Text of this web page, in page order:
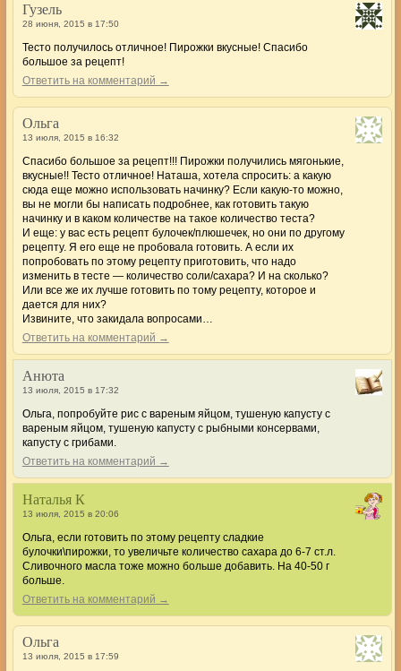
Гузель
28 июня, 2015 в 17:50
Тесто получилось отличное! Пирожки вкусные! Спасибо
большое за рецепт!
Ответить на комментарий →
Ольга
13 июля, 2015 в 16:32
Спасибо большое за рецепт!!! Пирожки получились мягонькие,
вкусные!! Тесто отличное! Наташа, хотела спросить: а какую
сюда еще можно использовать начинку? Если какую-то можно,
вы не могли бы написать подробнее, как готовить такую
начинку и в каком количестве на такое количество теста?
И еще: у вас есть рецепт булочек/плюшечек, но они по другому
рецепту. Я его еще не пробовала готовить. А если их
попробовать по этому рецепту приготовить, что надо
изменить в тесте — количество соли/сахара? И на сколько?
Или все же их лучше готовить по тому рецепту, которое и
дается для них?
Извините, что закидала вопросами…
Ответить на комментарий →
Анюта
13 июля, 2015 в 17:32
Ольга, попробуйте рис с вареным яйцом, тушеную капусту с
вареным яйцом, тушеную капусту с рыбными консервами,
капусту с грибами.
Ответить на комментарий →
Наталья К
13 июля, 2015 в 20:06
Ольга, если готовить по этому рецепту сладкие
булочки\пирожки, то увеличьте количество сахара до 6-7 ст.л.
Сливочного масла тоже можно больше добавить. На 40-50 г
больше.
Ответить на комментарий →
Ольга
13 июля, 2015 в 17:59